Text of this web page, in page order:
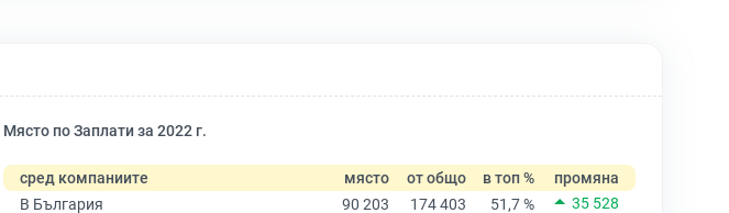
Място по Заплати за 2022 г.
сред компаниите място от общо в топ %
промяна
В България
90 203 174 403 51,7 % 35 528